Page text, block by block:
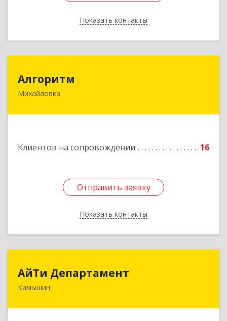
Показать контакты
Назад
Алгоритм
Михайловка
Клиентов на сопровождении 16
Отправить заявку
Показать контакты
Отправить заявку
Назад
АйТи Департамент
Камышин